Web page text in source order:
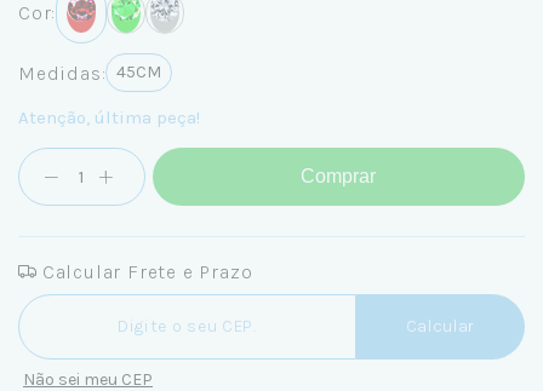
Cor:
Medidas: 45CM
Atenção, última peça!
Comprar
Calcular Frete e Prazo
Entregas para o CEP:
Calcular
Não sei meu CEP